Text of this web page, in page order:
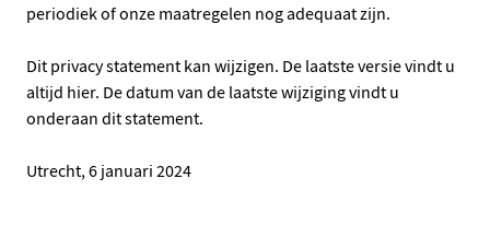
periodiek of onze maatregelen nog adequaat zijn.
Dit privacy statement kan wijzigen. De laatste versie vindt u
altijd hier. De datum van de laatste wijziging vindt u
onderaan dit statement.
Utrecht, 6 januari 2024